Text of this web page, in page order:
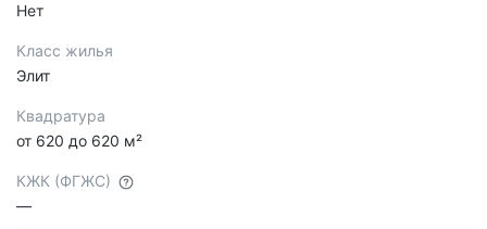
Нет
Класс жилья
Элит
Квадратура
от 620 до 620 м²
КЖК (ФГЖС)
—